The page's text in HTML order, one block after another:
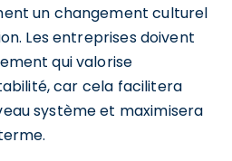
un changement culturel
Les entreprises doivent
qui valorise
car cela facilitera
système et maximisera